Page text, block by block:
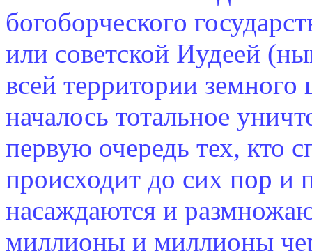
богоборческого
или советской Иудеей
всей территории
началось тотальное
первую очередь тех, кто
происходит до сих пор и
насаждаются и
миллионы и миллионы